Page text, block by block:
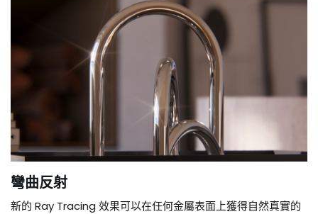
彎曲反射
新的 Ray Tracing 效果可以在任何金屬表面上獲得自然真實的